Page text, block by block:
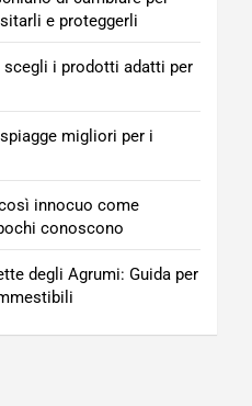
e proteggerli
scegli i prodotti adatti per
migliori per i
innocuo come
conoscono
degli Agrumi: Guida per